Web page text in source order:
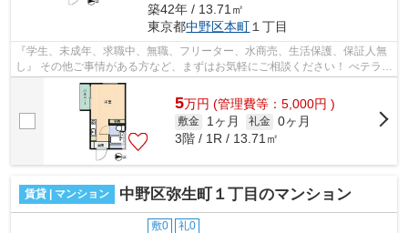
築42年 / 13.71㎡
東京都中野区本町 １丁目
『学生、未成年、求職中、無職、フリーター、水商売、生活保護、保証人無
し』 その他ご事情がある方など、まずはお気軽にご相談ください！ べテラン
スタッフが対応致しますのでご希望...
5万円 (管理費等：5,000円 )
敷金 1ヶ月 礼金 0ヶ月
3階 / 1R / 13.71㎡
賃貸 | マンション 中野区弥生町１丁目のマンション
敷0 礼0